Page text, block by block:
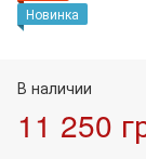
Новинка
В наличии
11 250